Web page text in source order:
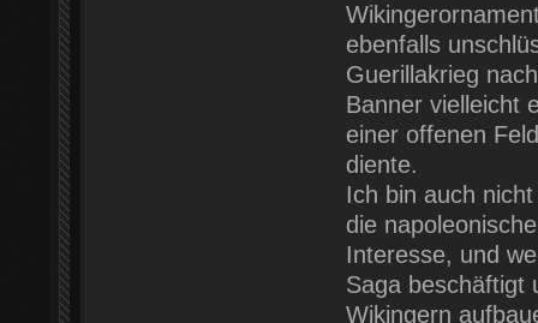
ebenfalls
Guerillakrieg
Banner vielleicht
einer offenen
diente.
Ich bin auch
die
Interesse, und
Saga beschäftigt
Wikingern